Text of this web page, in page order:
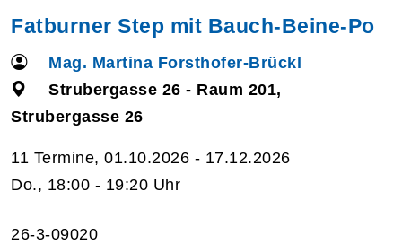
Fatburner Step mit Bauch-Beine-Po
Mag. Martina Forsthofer-Brückl
Strubergasse 26 - Raum 201,
Strubergasse 26
11 Termine, 01.10.2026 - 17.12.2026
Do., 18:00 - 19:20 Uhr
26-3-09020